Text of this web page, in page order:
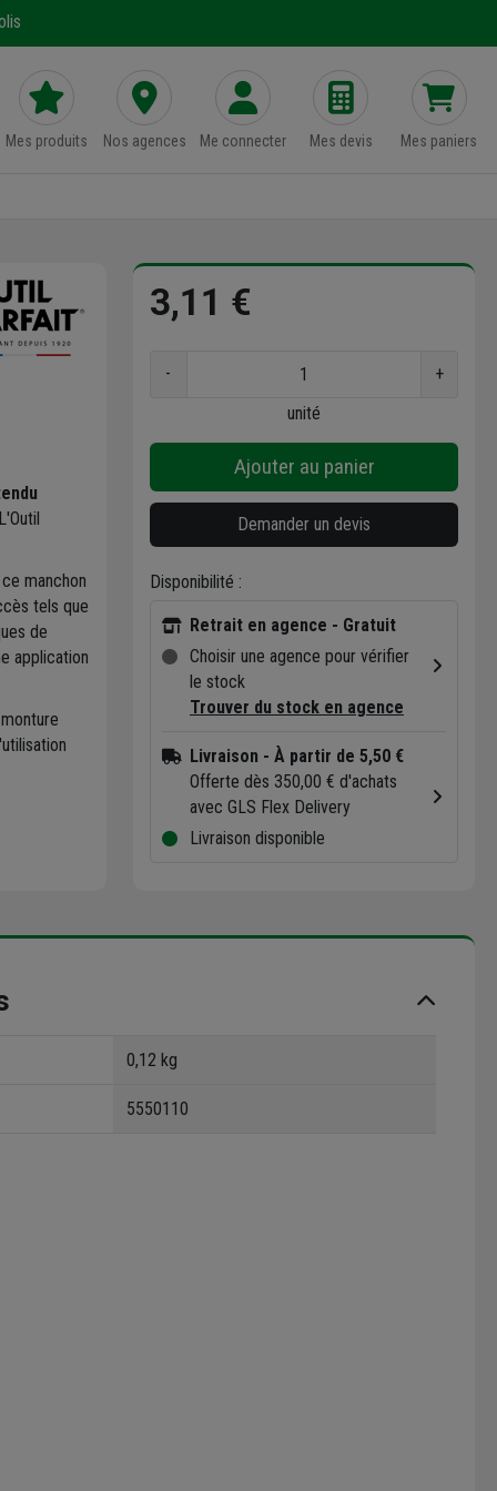
Mes produits Nos agences Me connecter Mes devis Mes paniers
manchon
tels que
de
application
3,11 €
-
+
unité
Ajouter au panier
Demander un devis
Disponibilité :
Retrait en agence - Gratuit
Choisir une agence pour vérifier
le stock
Trouver du stock en agence
Livraison - À partir de 5,50 €
Offerte dès 350,00 € d'achats
avec GLS Flex Delivery
Livraison disponible
0,12 kg
5550110